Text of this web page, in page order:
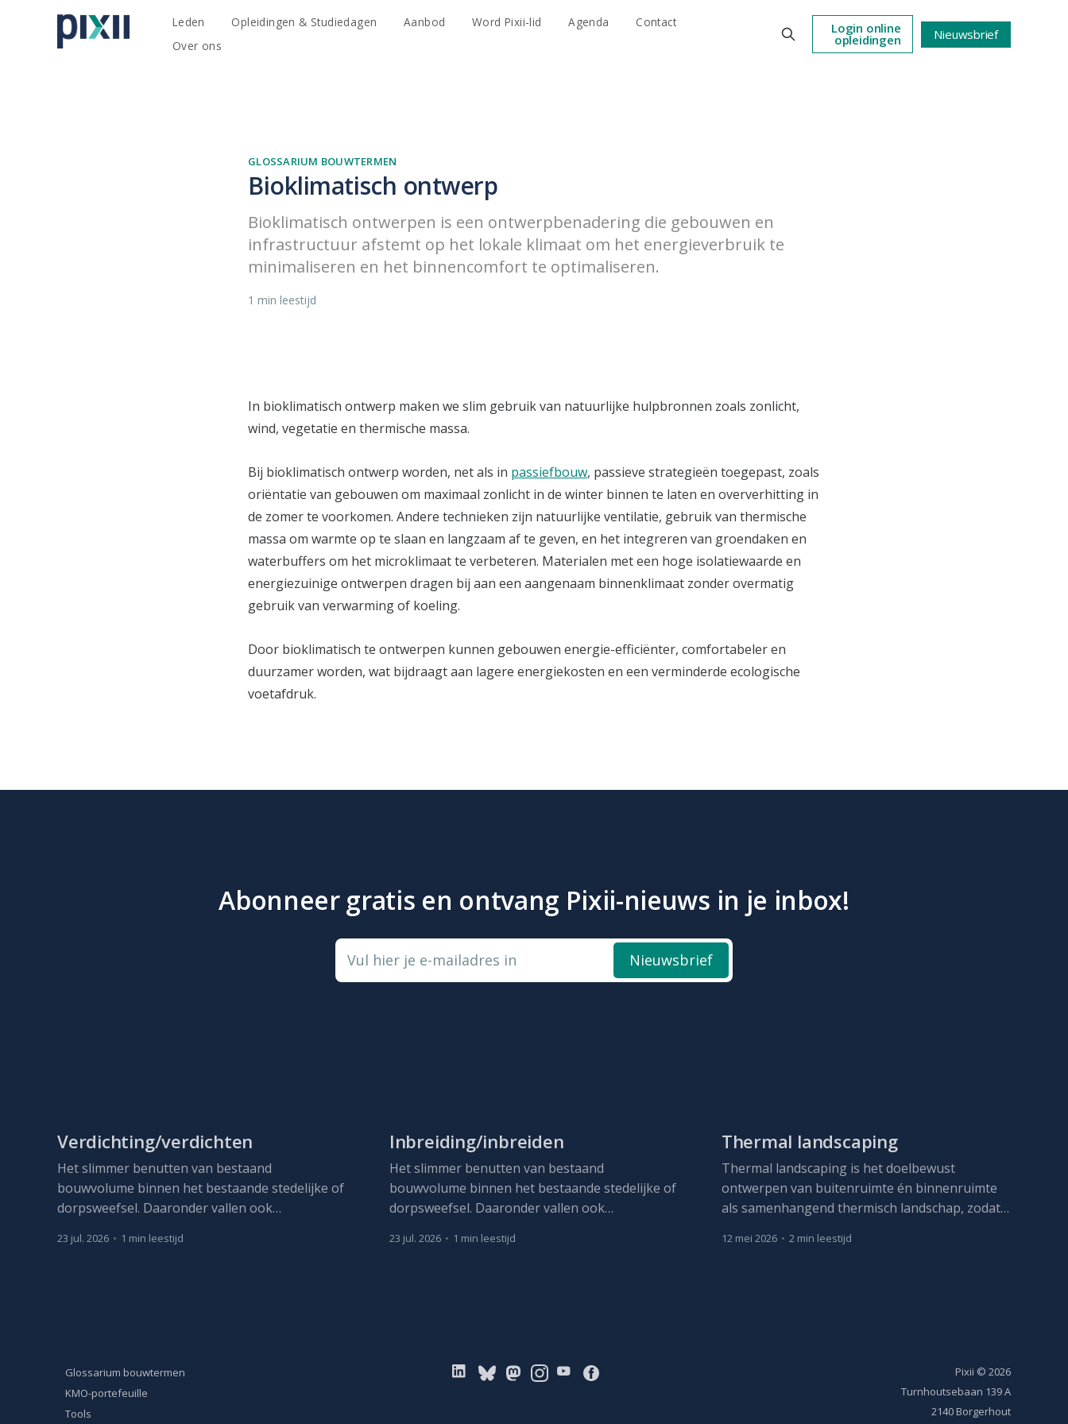
Leden Opleidingen & Studiedagen Aanbod Word Pixii-lid Agenda
Contact
Over ons
Login online
opleidingen Nieuwsbrief
GLOSSARIUM BOUWTERMEN
Bioklimatisch ontwerp
Bioklimatisch ontwerpen is een ontwerpbenadering die gebouwen en
infrastructuur afstemt op het lokale klimaat om het energieverbruik te
minimaliseren en het binnencomfort te optimaliseren.
1 min leestijd
In bioklimatisch ontwerp maken we slim gebruik van natuurlijke hulpbronnen zoals zonlicht,
wind, vegetatie en thermische massa.
Bij bioklimatisch ontwerp worden, net als in passiefbouw, passieve strategieën toegepast, zoals
oriëntatie van gebouwen om maximaal zonlicht in de winter binnen te laten en oververhitting in
de zomer te voorkomen. Andere technieken zijn natuurlijke ventilatie, gebruik van thermische
massa om warmte op te slaan en langzaam af te geven, en het integreren van groendaken en
waterbuffers om het microklimaat te verbeteren. Materialen met een hoge isolatiewaarde en
energiezuinige ontwerpen dragen bij aan een aangenaam binnenklimaat zonder overmatig
gebruik van verwarming of koeling.
Door bioklimatisch te ontwerpen kunnen gebouwen energie-efficiënter, comfortabeler en
duurzamer worden, wat bijdraagt aan lagere energiekosten en een verminderde ecologische
voetafdruk.
Abonneer gratis en ontvang Pixii-nieuws in je inbox!
Vul hier je e-mailadres in Nieuwsbrief
Verdichting/verdichten
Het slimmer benutten van bestaand
bouwvolume binnen het bestaande stedelijke of
dorpsweefsel. Daaronder vallen ook
vervangbouw met meer capaciteit.
23 jul. 2026 • 1 min leestijd
Inbreiding/inbreiden
Het slimmer benutten van bestaand
bouwvolume binnen het bestaande stedelijke of
dorpsweefsel. Daaronder vallen ook
vervangbouw met meer capaciteit.
23 jul. 2026 • 1 min leestijd
Thermal landscaping
Thermal landscaping is het doelbewust
ontwerpen van buitenruimte én binnenruimte
als samenhangend thermisch landschap, zodat
de warmtelast op zowel de gebouwschil als het
12 mei 2026 • 2 min leestijd
Glossarium bouwtermen
KMO-portefeuille
Tools
Pixii © 2026
Turnhoutsebaan 139 A
2140 Borgerhout